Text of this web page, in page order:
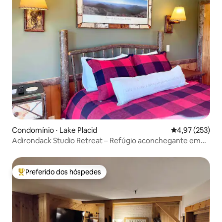
Condomínio ⋅ Lake Placid 4,97 de uma
4,97 (253)
Adirondack Studio Retreat – Refúgio aconchegante em
Entre os melhores preferidos dos hóspedes
Preferido dos hóspedes